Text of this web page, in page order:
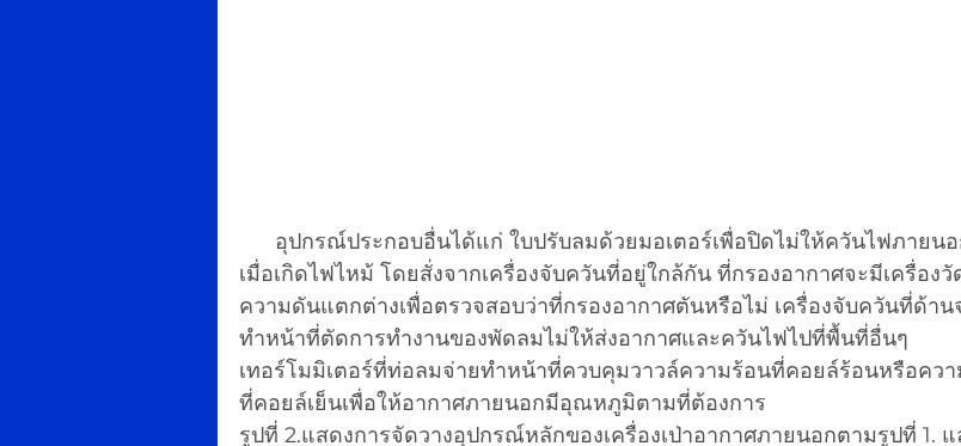
เมื่อเกิดไฟไหม้ โดยสั่งจากเครื่องจับควันที่อยู่ใกล้กัน ที่กรองอากาศจะมีเครื่องวั
ความดันแตกต่างเพื่อตรวจสอบว่าที่กรองอากาศตันหรือไม่ เครื่องจับควันที่ด้าน
ทำหน้าที่ตัดการทำงานของพัดลมไม่ให้ส่งอากาศและควันไฟไปที่พื้นที่อื่นๆ
เทอร์โมมิเตอร์ที่ท่อลมจ่ายทำหน้าที่ควบคุมวาวล์ความร้อนที่คอยล์ร้อนหรือควา
ที่คอยล์เย็นเพื่อให้อากาศภายนอกมีอุณหภูมิตามที่ต้องการ
รูปที่ 2.แสดงการจัดวางอุปกรณ์หลักของเครื่องเป่าอากาศภายนอกตามรูปที่ 1.